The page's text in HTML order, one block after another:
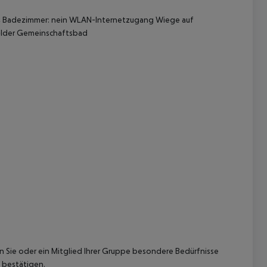
nein WLAN-Internetzugang Wiege auf
Gemeinschaftsbad
oder ein Mitglied Ihrer Gruppe besondere Bedürfnisse
bestätigen.